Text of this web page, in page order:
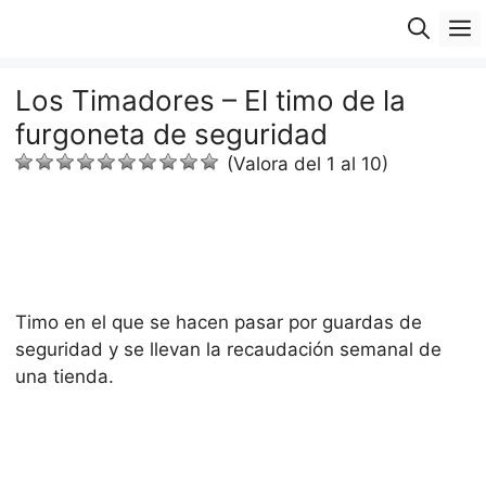
Los Timadores – El timo de la
furgoneta de seguridad
(Valora del 1 al 10)
Timo en el que se hacen pasar por guardas de
seguridad y se llevan la recaudación semanal de
una tienda.